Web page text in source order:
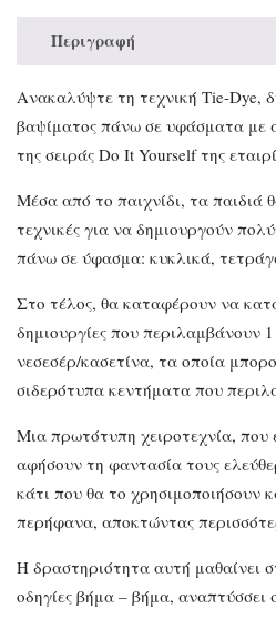
Περιγραφή
Ανακαλύψτε τη τεχνική Tie-Dye,
βαψίματος πάνω σε υφάσματα με
της σειράς Do It Yourself της
Μέσα από το παιχνίδι, τα παιδιά
τεχνικές για να δημιουργούν
πάνω σε ύφασμα: κυκλικά,
Στο τέλος, θα καταφέρουν να
δημιουργίες που περιλαμβάνουν
νεσεσέρ/κασετίνα, τα οποία
σιδερότυπα κεντήματα που
Μια πρωτότυπη χειροτεχνία, που
αφήσουν τη φαντασία τους
κάτι που θα το χρησιμοποιήσουν
περήφανα, αποκτώντας
Η δραστηριότητα αυτή μαθαίνει
οδηγίες βήμα – βήμα, αναπτύσσει